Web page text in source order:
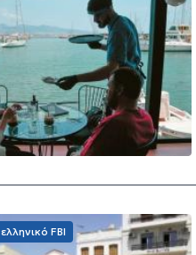
ελληνικό FBI